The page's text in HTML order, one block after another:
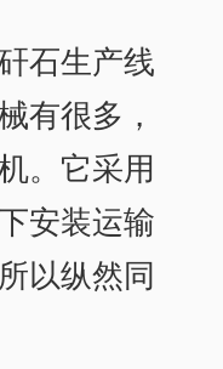
石生产线
有很多，
。它采用
安装运输
以纵然同